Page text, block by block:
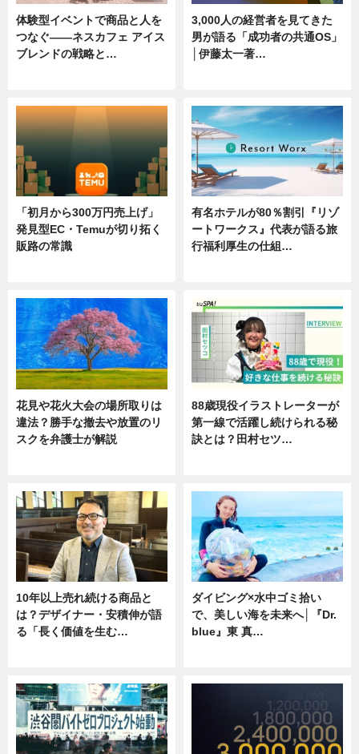
体験型イベントで商品と人を
つなぐ――ネスカフェ アイス
ブレンドの戦略と…
3,000人の経営者を見てきた
男が語る「成功者の共通OS」
│伊藤太一著…
「初月から300万円売上げ」
発見型EC・Temuが切り拓く
販路の常識
有名ホテルが80％割引『リゾ
ートワークス』代表が語る旅
行福利厚生の仕組…
花見や花火大会の場所取りは
違法？勝手な撤去や放置のリ
スクを弁護士が解説
88歳現役イラストレーターが
第一線で活躍し続けられる秘
訣とは？田村セツ…
10年以上売れ続ける商品と
は？デザイナー・安積伸が語
る「長く価値を生む…
ダイビング×水中ゴミ拾い
で、美しい海を未来へ│『Dr.
blue』東 真…